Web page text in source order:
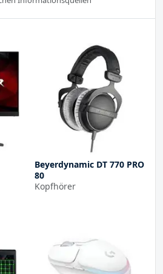
Beyerdynamic DT 770 PRO
80
Kopfhörer